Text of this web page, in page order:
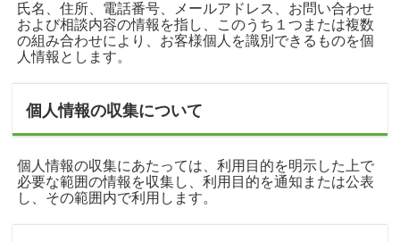
氏名、住所、電話番号、メールアドレス、お問い合わせ
および相談内容の情報を指し、このうち１つまたは複数
の組み合わせにより、お客様個人を識別できるものを個
人情報とします。
個人情報の収集について
個人情報の収集にあたっては、利用目的を明示した上で
必要な範囲の情報を収集し、利用目的を通知または公表
し、その範囲内で利用します。